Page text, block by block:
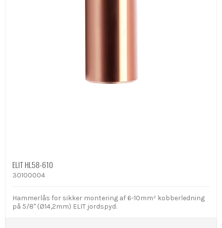
ELIT HL58-610
30100004
Hammerlås for sikker montering af 6-10mm² kobberledning
på 5/8" (Ø14,2mm) ELIT jordspyd.